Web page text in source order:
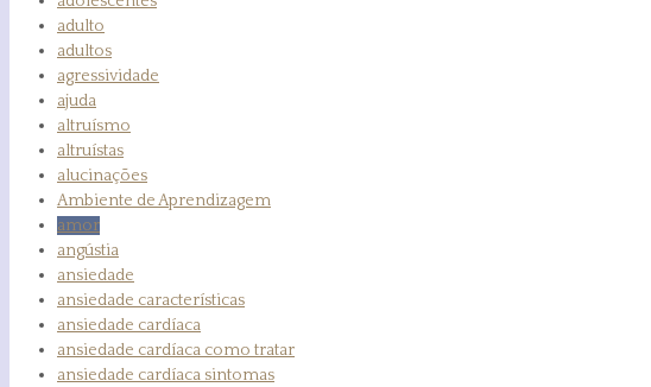
adulto
adultos
agressividade
ajuda
altruísmo
altruístas
alucinações
Ambiente de Aprendizagem
amor
angústia
ansiedade
ansiedade características
ansiedade cardíaca
ansiedade cardíaca como tratar
ansiedade cardíaca sintomas